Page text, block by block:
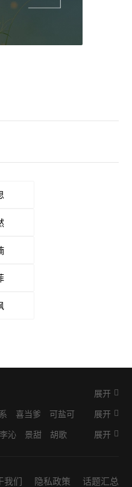
展开
喜当爹
可盐可
奥利给 ML
展开
李沁 景甜
胡歌
展开
我们 隐私政策 话题汇总